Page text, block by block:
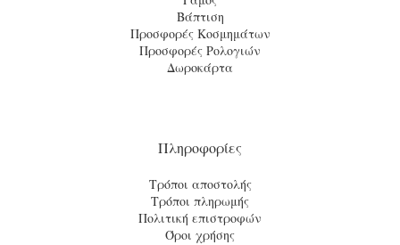
Βάπτιση
Προσφορές Κοσμημάτων
Προσφορές Ρολογιών
Δωροκάρτα
Πληροφορίες
Τρόποι αποστολής
Τρόποι πληρωμής
Πολιτική επιστροφών
Όροι χρήσης